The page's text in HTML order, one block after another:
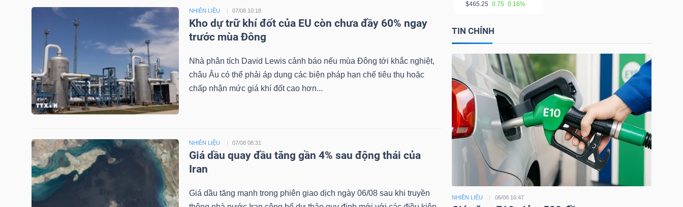
NHIÊN LIỆU 07/08 10:18
Kho dự trữ khí đốt của EU còn chưa đầy 60% ngay
trước mùa Đông
Nhà phân tích David Lewis cảnh báo nếu mùa Đông tới khắc nghiệt,
châu Âu có thể phải áp dụng các biện pháp hạn chế tiêu thụ hoặc
chấp nhận mức giá khí đốt cao hơn...
NHIÊN LIỆU 07/08 08:31
Giá dầu quay đầu tăng gần 4% sau động thái của
Iran
Giá dầu tăng mạnh trong phiên giao dịch ngày 06/08 sau khi truyền
$465.25 0.75 0.16%
TIN CHÍNH
NHIÊN LIỆU 06/08 16:47
CÔNG
ĐẦU
TRUY
XUẤT